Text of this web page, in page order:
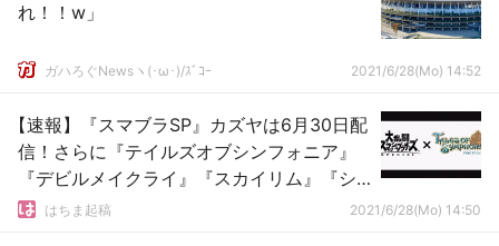
れ！！w」
ガハろぐNewsヽ(･ω･)/ｽﾞｺｰ 2021/6/28(Mo) 14:52
【速報】『スマブラSP』カズヤは6月30日配
信！さらに『テイルズオブシンフォニア』
『デビルメイクライ』『スカイリム』『シ
ャンティ』がMiiファイターに
はちま起稿 2021/6/28(Mo) 14:50